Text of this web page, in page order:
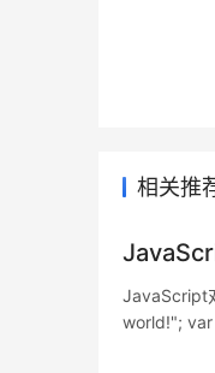
相关推
JavaScript
world!"; var